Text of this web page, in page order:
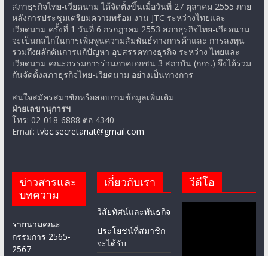
สภาธุรกิจไทย-เวียดนาม ได้จัดตั้งขึ้นเมื่อวันที่ 27 ตุลาคม 2555 ภาย
หลังการประชุมเตรียมความพร้อม งาน JTC ระหว่างไทยและ
เวียดนาม ครั้งที่ 1 วันที่ 6 กรกฎาคม 2553 สภาธุรกิจไทย-เวียดนาม
จะเป็นกลไกในการเพิ่มพูนความสัมพันธ์ทางการค้าและ การลงทุน
รวมถึงผลักดันการแก้ปัญหา อุปสรรคทางธุรกิจ ระหว่าง ไทยและ
เวียดนาม คณะกรรมการร่วมภาคเอกชน 3 สถาบัน (กกร.) จึงได้ร่วม
กันจัดตั้งสภาธุรกิจไทย-เวียดนาม อย่างเป็นทางการ
สนใจสมัครสมาชิกหรือสอบถามข้อมูลเพิ่มเติม
ฝ่ายเลขานุการฯ
โทร: 02-018-6888 ต่อ 4340
Email:tvbc.secretariat@gmail.com
ข่าวสารและ
บทความ
รายนามคณะ
กรรมการ 2565-
2567
เกี่ยวกับเรา
วิสัยทัศน์และพันธกิจ
ประโยชน์ที่สมาชิก
จะได้รับ
วีดีโอ